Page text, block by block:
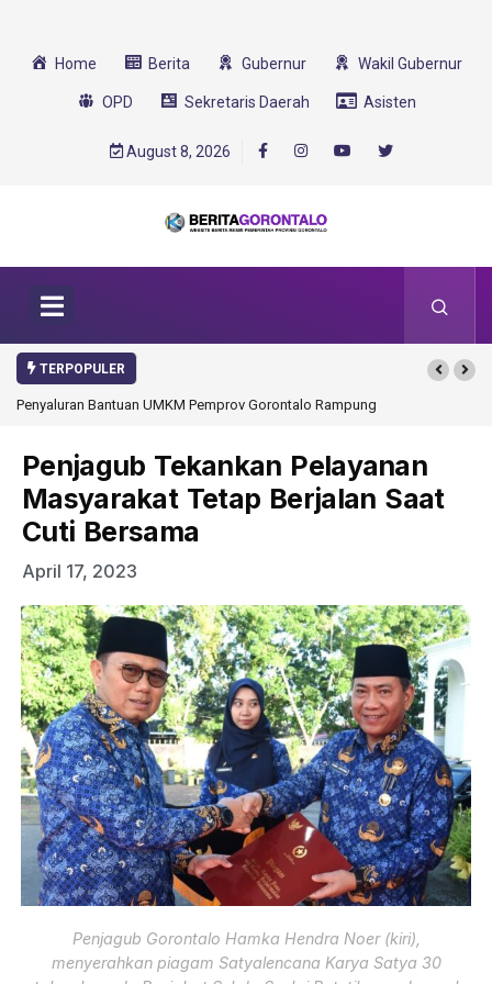
Home Berita Gubernur Wakil Gubernur
OPD Sekretaris Daerah Asisten
August 8, 2026
TERPOPULER
Penyaluran Bantuan UMKM Pemprov Gorontalo Rampung
Penjagub Tekankan Pelayanan
Masyarakat Tetap Berjalan Saat
Cuti Bersama
April 17, 2023
Penjagub Gorontalo Hamka Hendra Noer (kiri),
menyerahkan piagam Satyalencana Karya Satya 30